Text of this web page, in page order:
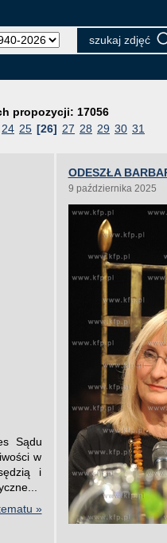
propozycji: 17056
24 25 [26] 27 28 29 30 31
Sądu
w
i
»
ODESZŁA
9 października 2025